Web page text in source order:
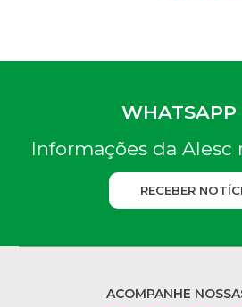
WHATSAPP
Informações da Alesc
RECEBER
ACOMPANHE